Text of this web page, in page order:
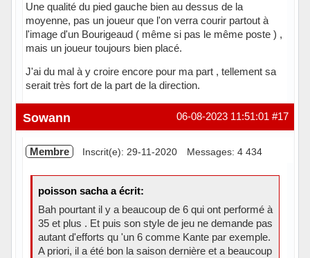
Une qualité du pied gauche bien au dessus de la
moyenne, pas un joueur que l'on verra courir partout à
l'image d'un Bourigeaud ( même si pas le même poste ) ,
mais un joueur toujours bien placé.
J'ai du mal à y croire encore pour ma part , tellement sa
serait très fort de la part de la direction.
Hors ligne #17
06-08-2023 11:51:01
Sowann
Membre Inscrit(e): 29-11-2020 Messages: 4 434
poisson sacha a écrit:
Bah pourtant il y a beaucoup de 6 qui ont performé à
35 et plus . Et puis son style de jeu ne demande pas
autant d'efforts qu 'un 6 comme Kante par exemple.
A priori, il a été bon la saison dernière et a beaucoup